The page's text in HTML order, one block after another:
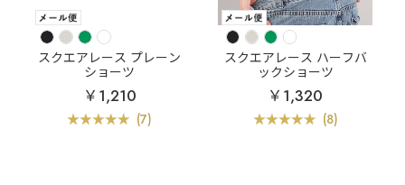
スクエアレース プレーン
ショーツ
￥1,210
(7)
スクエアレース ハーフバ
ックショーツ
￥1,320
(8)